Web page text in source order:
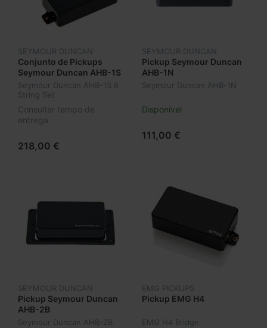
SEYMOUR DUNCAN
Conjunto de Pickups
Seymour Duncan AHB-1S
6
Seymour Duncan AHB-1S 6
String Set
Consultar tempo de
entrega
218,00 €
SEYMOUR DUNCAN
Pickup Seymour Duncan
AHB-1N
Seymour Duncan AHB-1N
Disponível
111,00 €
SEYMOUR DUNCAN
Pickup Seymour Duncan
AHB-2B
Seymour Duncan AHB-2B
EMG PICKUPS
Pickup EMG H4
EMG H4 Bridge